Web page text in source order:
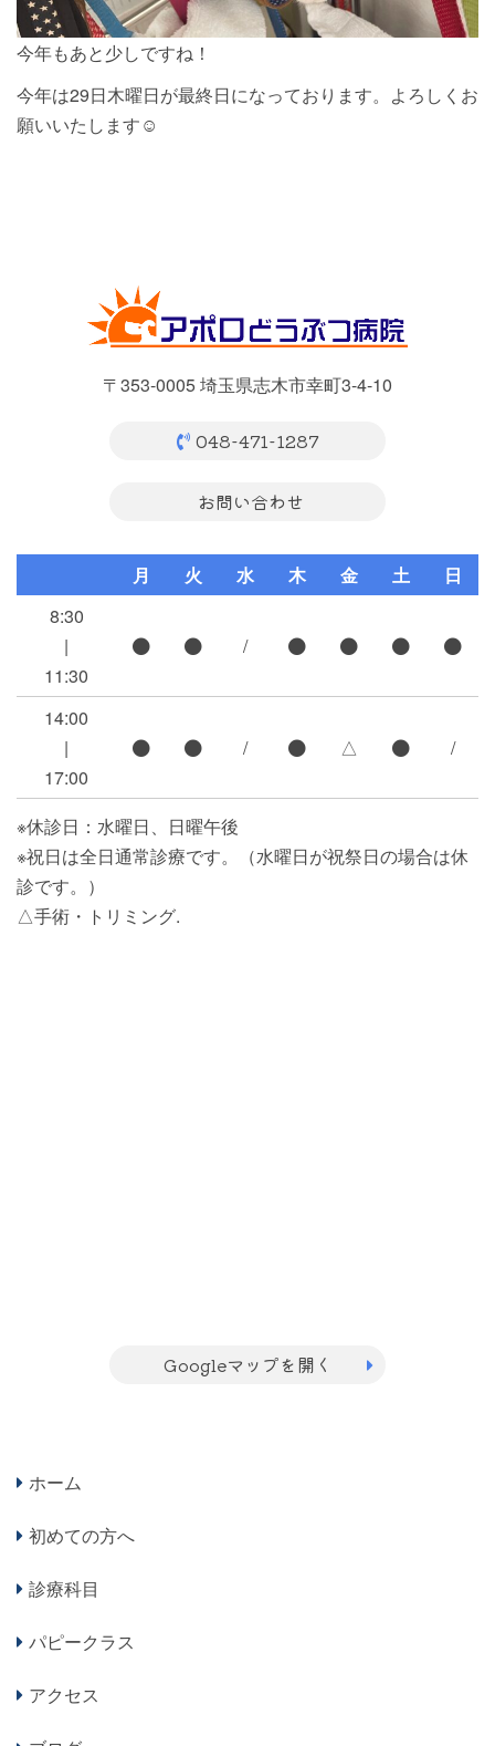
今年もあと少しですね！
今年は29日木曜日が最終日になっております。よろしくお
願いいたします☺︎
〒353-0005 埼玉県志木市幸町3-4-10
048-471-1287
お問い合わせ
月 火 水 木 金 土
日
8:30
|
11:30
/
14:00
|
17:00
/ △ /
※休診日：水曜日、日曜午後
※祝日は全日通常診療です。（水曜日が祝祭日の場合は休
診です。）
△手術・トリミング.
Googleマップを開く
ホーム
初めての方へ
診療科目
パピークラス
アクセス